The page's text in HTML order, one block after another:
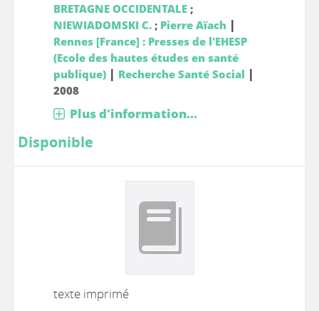
BRETAGNE OCCIDENTALE;
NIEWIADOMSKI C.; Pierre Aïach |
Rennes [France] : Presses de l'EHESP
(Ecole des hautes études en santé
publique)| Recherche Santé Social |
2008
Plus d'information...
Disponible
texte imprimé